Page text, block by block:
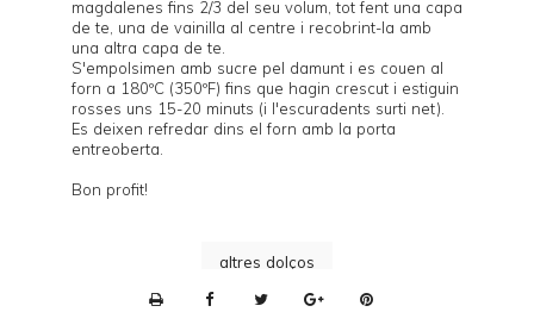
magdalenes fins 2/3 del seu volum, tot fent una capa
de te, una de vainilla al centre i recobrint-la amb
una altra capa de te.
S'empolsimen amb sucre pel damunt i es couen al
forn a 180ºC (350ºF) fins que hagin crescut i estiguin
rosses uns 15-20 minuts (i l'escuradents surti net).
Es deixen refredar dins el forn amb la porta
entreoberta.
Bon profit!
altres dolços